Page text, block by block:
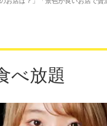
べ放題